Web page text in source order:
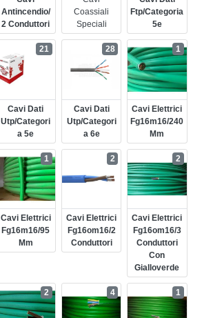
Antincendio/
2 Conduttori
Coassiali
Speciali
Ftp/categoria
5e
Cavi Dati
Utp/categori
A 5e
21
Cavi Dati
Utp/categori
A 6e
28
Cavi Elettrici
Fg16m16/240
Mm
1
Cavi Elettrici
Fg16m16/95
Mm
1
Cavi Elettrici
Fg16om16/2
Conduttori
2
Cavi Elettrici
Fg16om16/3
Conduttori
Con
Gialloverde
2
2 4 1